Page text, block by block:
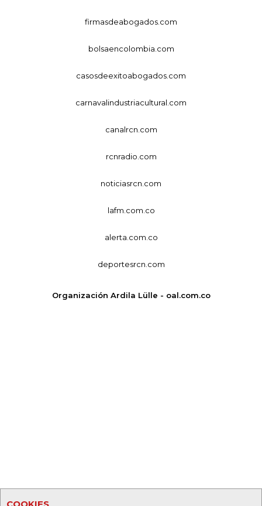
firmasdeabogados.com
bolsaencolombia.com
casosdeexitoabogados.com
carnavalindustriacultural.com
canalrcn.com
rcnradio.com
noticiasrcn.com
lafm.com.co
alerta.com.co
deportesrcn.com
Organización Ardila Lülle - oal.com.co